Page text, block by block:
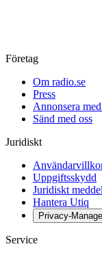
Företag
Om radio.se
Press
Annonsera
Sänd med oss
Juridiskt
Uppgiftsskydd
Juridiskt
Hantera Utiq
Privacy-
Service